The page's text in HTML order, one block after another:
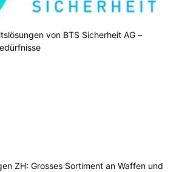
von BTS Sicherheit AG –
ZH: Grosses Sortiment an Waffen und